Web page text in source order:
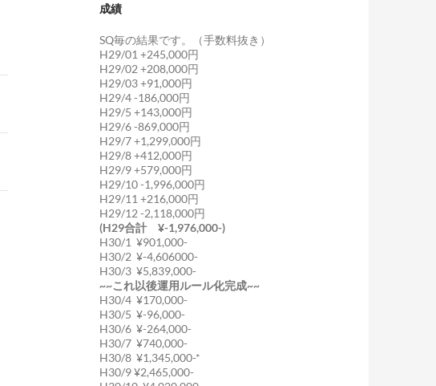
成績
SQ毎の結果です。（手数料抜き）
H29/01 +245,000円
H29/02 +208,000円
H29/03 +91,000円
H29/4 -186,000円
H29/5 +143,000円
H29/6 -869,000円
H29/7 +1,299,000円
H29/8 +412,000円
H29/9 +579,000円
H29/10 -1,996,000円
H29/11 +216,000円
H29/12 -2,118,000円
(H29合計 ¥-1,976,000-)
H30/1 ¥901,000-
H30/2 ¥-4,606000-
H30/3 ¥5,839,000-
~~これ以後運用ルール化完成~~
H30/4 ¥170,000-
H30/5 ¥-96,000-
H30/6 ¥-264,000-
H30/7 ¥740,000-
H30/8 ¥1,345,000-*
H30/9 ¥2,465,000-